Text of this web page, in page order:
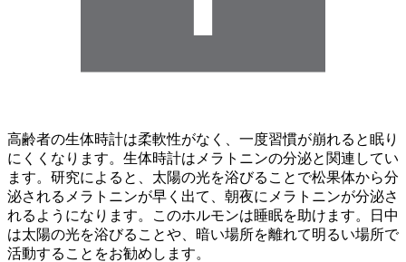
高齢者の生体時計は柔軟性がなく、一度習慣が崩れると眠り
にくくなります。生体時計はメラトニンの分泌と関連してい
ます。研究によると、太陽の光を浴びることで松果体から分
泌されるメラトニンが早く出て、朝夜にメラトニンが分泌さ
れるようになります。このホルモンは睡眠を助けます。日中
は太陽の光を浴びることや、暗い場所を離れて明るい場所で
活動することをお勧めします。